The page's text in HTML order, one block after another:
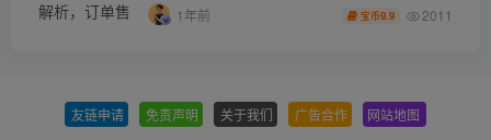
1年前 宝币9.9 2011
友链申请 免责声明 关于我们 广告合作 网站地图